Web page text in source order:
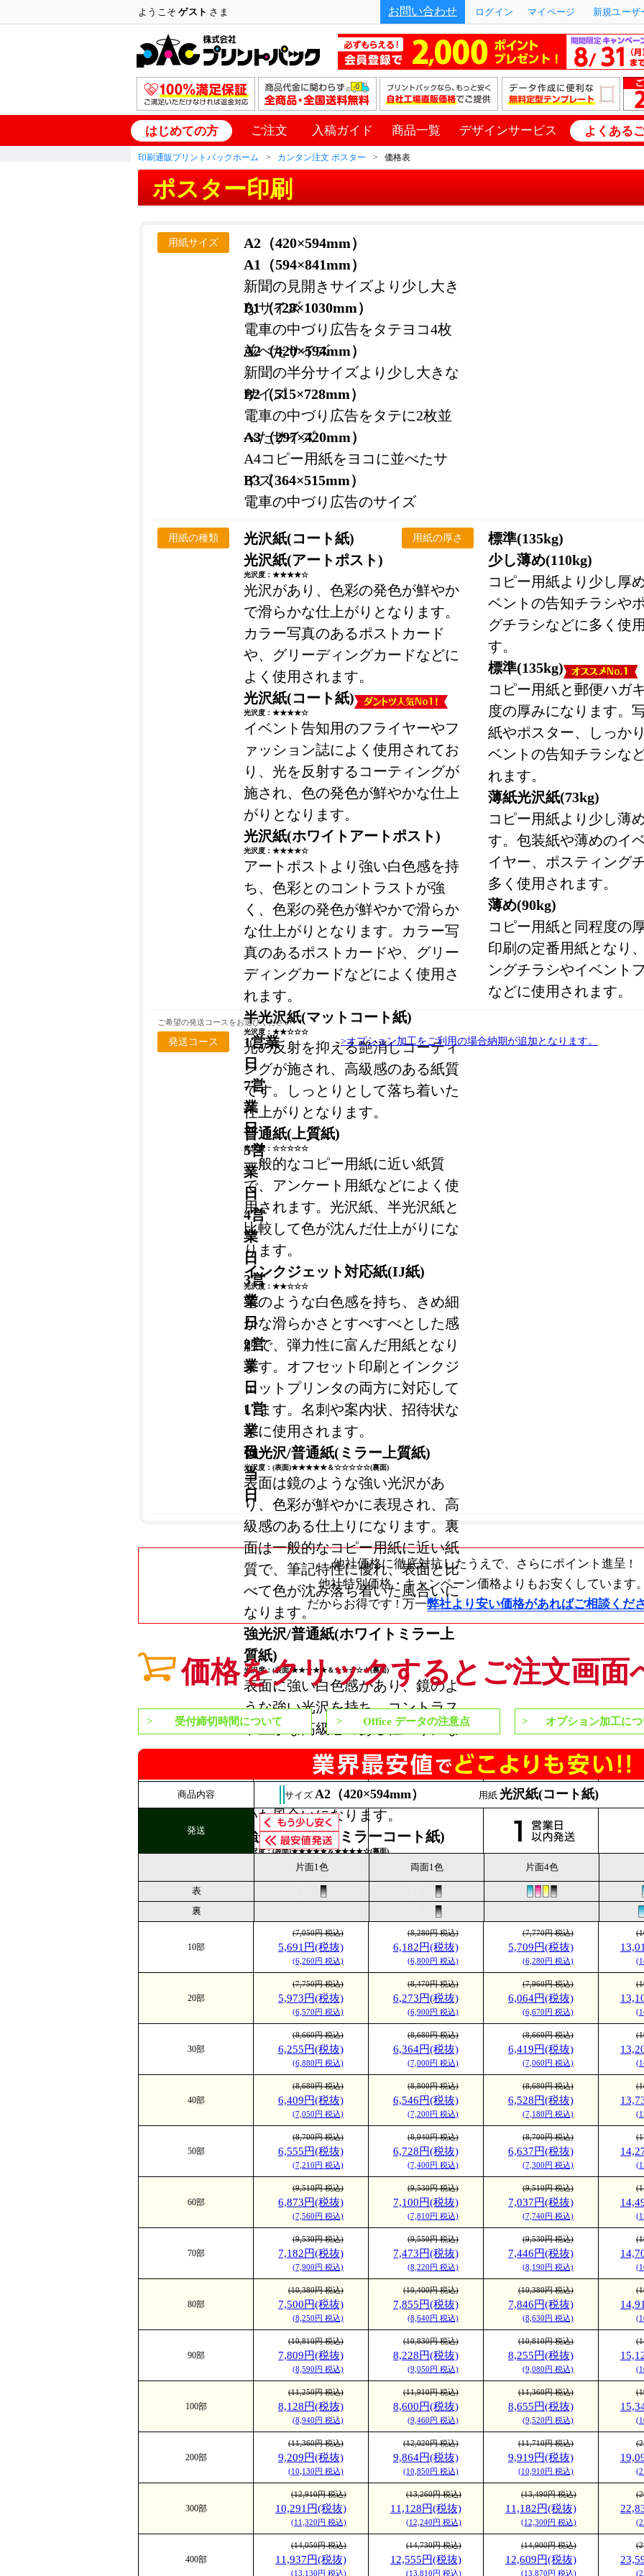
ようこそゲスト さま お問い合わせ ログイン マイページ 新規ユーザ
はじめての方 ご注文 入稿ガイド 商品一覧 デザインサービス よくある
印刷通販プリントパックホーム カンタン注文 ポスター 価格表
ポスター印刷
用紙サイズ
A2（420×594mm）
A1（594×841mm）
新聞の見開きサイズより少し大き
なサイズ
B1（728×1030mm）
電車の中づり広告をタテヨコ4枚
並べたサイズ
A2（420×594mm）
新聞の半分サイズより少し大きな
サイズ
B2（515×728mm）
電車の中づり広告をタテに2枚並
べたサイズ
A3（297×420mm）
A4コピー用紙をヨコに並べたサ
イズ
B3（364×515mm）
電車の中づり広告のサイズ
用紙の種類
光沢紙(コート紙)
光沢紙(アートポスト)
光沢度：★★★★☆
光沢があり、色彩の発色が鮮やか
で滑らかな仕上がりとなります。
カラー写真のあるポストカード
や、グリーディングカードなどに
よく使用されます。
光沢紙(コート紙)
光沢度：★★★★☆
イベント告知用のフライヤーやフ
ァッション誌によく使用されてお
り、光を反射するコーティングが
施され、色の発色が鮮やかな仕上
がりとなります。
光沢紙(ホワイトアートポスト)
光沢度：★★★★☆
アートポストより強い白色感を持
ち、色彩とのコントラストが強
く、色彩の発色が鮮やかで滑らか
な仕上がりとなります。カラー写
真のあるポストカードや、グリー
ディングカードなどによく使用さ
れます。
半光沢紙(マットコート紙)
光沢度：★★☆☆☆
光の反射を抑える艶消しコーティ
ングが施され、高級感のある紙質
です。しっとりとして落ち着いた
仕上がりとなります。
普通紙(上質紙)
光沢度：☆☆☆☆☆
一般的なコピー用紙に近い紙質
で、アンケート用紙などによく使
用されます。光沢紙、半光沢紙と
比較して色が沈んだ仕上がりにな
ります。
インクジェット対応紙(IJ紙)
光沢度：★★☆☆☆
雪のような白色感を持ち、きめ細
かな滑らかさとすべすべとした感
触で、弾力性に富んだ用紙となり
ます。オフセット印刷とインクジ
ェットプリンタの両方に対応して
います。名刺や案内状、招待状な
どに使用されます。
強光沢/普通紙(ミラー上質紙)
光沢度：(表面)★★★★★＆☆☆☆☆☆(裏面)
表面は鏡のような強い光沢があ
り、色彩が鮮やかに表現され、高
級感のある仕上りになります。裏
面は一般的なコピー用紙に近い紙
質で、筆記特性に優れ、表面と比
べて色が沈み落ち着いた風合いに
なります。
強光沢/普通紙(ホワイトミラー上
質紙)
光沢度：(表面)★★★★★＆☆☆☆☆☆(裏面)
表面に強い白色感があり、鏡のよ
うな強い光沢を持ち、コントラス
ト豊かな高級感のある仕上りにな
ります。裏面は一般的なコピー用
紙に近い紙質で、筆記特性に優
れ、表面と比べて色が沈み落ち着
いた風合いになります。
強光沢/光沢紙(ミラーコート紙)
光沢度：(表面)★★★★★＆★★★★☆(裏面)
表面は鏡のような強い光沢があ
り、色彩が鮮やかに表現され、高
級感のある仕上りになります。裏
面は表面に比べると少し光沢が抑
えられますが、光沢感があり、色
の発色が鮮やかな仕上がりとなり
ます。
半光沢紙(サテン金藤)
光沢度：★☆☆☆☆
格調と気品を備えたマット系高級
印刷用紙です。光の反射を抑える
艶消しコーティングが施され、絵
柄に艶があり高級感のある商品に
仕上がります。しっとりとして落
ち着いた仕上がりとなります。
高級半光沢紙(Mr.B ホワイト)
光沢度：★☆☆☆☆
紙表面は光沢を抑えた落ち着いた
風合いを持ちながら、インキが乗
った部分は光沢感があり、そのコ
ントラストが人気の高級用紙。
高級半光沢紙(ヴァンヌーボV ホ
光沢度：★☆☆☆☆
光沢を抑えた手触りの良い風合い
のある高級用紙です。インキが乗
った部分は、僅かに光沢感が出ま
す。用紙の中に空気を多く含み、
同じ厚みの他の用紙よりも軽いの
が特徴です。
用紙の厚さ
標準(135kg)
少し薄め(110kg)
コピー用紙より少し厚
ベントの告知チラシや
グチラシなどに多く使
す。
標準(135kg)
コピー用紙と郵便ハガ
度の厚みになります。
紙やポスター、しっか
ベントの告知チラシな
れます。
薄紙光沢紙(73kg)
コピー用紙より少し薄
す。包装紙や薄めのイ
イヤー、ポスティング
多く使用されます。
薄め(90kg)
コピー用紙と同程度の
印刷の定番用紙となり
ングチラシやイベント
などに使用されます。
ご希望の発送コースをお選びください
発送コース
1営業
日
7営
業
日
5営
業
日
4営
業
日
3営
業
日
2営
業
日
1営
業
日
当
日
>オプション加工をご利用の場合納期が追加となります。
他社価格に徹底対抗したうえで、
さらにポイント進呈 !
他社特別価格・キャンペーン価格よりもお安くしています
だからお得です ! 万一弊社より安い価格があればご相談くだ
価格をクリックするとご注文画面
受付締切時間について Office データの注意点 オプション加工に
10部
(7,050円 税込)
5,691円(税抜)
(6,260円 税込)
(8,280円 税込)
6,182円(税抜)
(6,800円 税込)
(7,770円 税込)
5,709円(税抜)
(6,280円 税込)
20部
(7,750円 税込)
5,973円(税抜)
(6,570円 税込)
(8,470円 税込)
6,273円(税抜)
(6,900円 税込)
(7,960円 税込)
6,064円(税抜)
(6,670円 税込)
30部
(8,660円 税込)
6,255円(税抜)
(6,880円 税込)
(8,680円 税込)
6,364円(税抜)
(7,000円 税込)
(8,660円 税込)
6,419円(税抜)
(7,060円 税込)
40部
(8,680円 税込)
6,409円(税抜)
(7,050円 税込)
(8,800円 税込)
6,546円(税抜)
(7,200円 税込)
(8,680円 税込)
6,528円(税抜)
(7,180円 税込)
50部
(8,700円 税込)
6,555円(税抜)
(7,210円 税込)
(8,940円 税込)
6,728円(税抜)
(7,400円 税込)
(8,700円 税込)
6,637円(税抜)
(7,300円 税込)
60部
(9,510円 税込)
6,873円(税抜)
(7,560円 税込)
(9,530円 税込)
7,100円(税抜)
(7,810円 税込)
(9,510円 税込)
7,037円(税抜)
(7,740円 税込)
70部
(9,530円 税込)
7,182円(税抜)
(7,900円 税込)
(9,550円 税込)
7,473円(税抜)
(8,220円 税込)
(9,530円 税込)
7,446円(税抜)
(8,190円 税込)
80部
(10,380円 税込)
7,500円(税抜)
(8,250円 税込)
(10,400円 税込)
7,855円(税抜)
(8,640円 税込)
(10,380円 税込)
7,846円(税抜)
(8,630円 税込)
90部
(10,810円 税込)
7,809円(税抜)
(8,590円 税込)
(10,830円 税込)
8,228円(税抜)
(9,050円 税込)
(10,810円 税込)
8,255円(税抜)
(9,080円 税込)
100部
(11,250円 税込)
8,128円(税抜)
(8,940円 税込)
(11,910円 税込)
8,600円(税抜)
(9,460円 税込)
(11,360円 税込)
8,655円(税抜)
(9,520円 税込)
200部
(11,360円 税込)
9,209円(税抜)
(10,130円 税込)
(12,020円 税込)
9,864円(税抜)
(10,850円 税込)
(11,710円 税込)
9,919円(税抜)
(10,910円 税込)
300部
(12,910円 税込)
10,291円(税抜)
(11,320円 税込)
(13,260円 税込)
11,128円(税抜)
(12,240円 税込)
(13,490円 税込)
11,182円(税抜)
(12,300円 税込)
400部
(14,050円 税込)
11,937円(税抜)
(13,130円 税込)
(14,730円 税込)
12,555円(税抜)
(13,810円 税込)
(14,900円 税込)
12,609円(税抜)
(13,870円 税込)
商品内容 サイズ A2（420×594mm） 用紙 光沢紙(コート紙)
発送
片面1色 両面1色 片面4色
表
裏